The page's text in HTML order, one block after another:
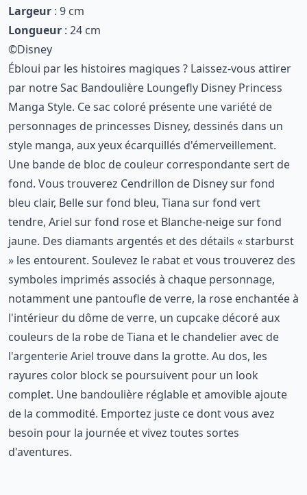
Largeur : 9 cm
Longueur : 24 cm
©Disney
Ébloui par les histoires magiques ? Laissez-vous attirer
par notre Sac Bandoulière Loungefly Disney Princess
Manga Style. Ce sac coloré présente une variété de
personnages de princesses Disney, dessinés dans un
style manga, aux yeux écarquillés d'émerveillement.
Une bande de bloc de couleur correspondante sert de
fond. Vous trouverez Cendrillon de Disney sur fond
bleu clair, Belle sur fond bleu, Tiana sur fond vert
tendre, Ariel sur fond rose et Blanche-neige sur fond
jaune. Des diamants argentés et des détails « starburst
» les entourent. Soulevez le rabat et vous trouverez des
symboles imprimés associés à chaque personnage,
notamment une pantoufle de verre, la rose enchantée à
l'intérieur du dôme de verre, un cupcake décoré aux
couleurs de la robe de Tiana et le chandelier avec de
l'argenterie Ariel trouve dans la grotte. Au dos, les
rayures color block se poursuivent pour un look
complet. Une bandoulière réglable et amovible ajoute
de la commodité. Emportez juste ce dont vous avez
besoin pour la journée et vivez toutes sortes
d'aventures.